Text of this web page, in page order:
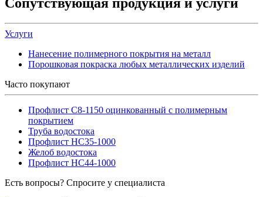
Сопутствующая продукция и услуги
Услуги
Нанесение полимерного покрытия на металл
Порошковая покраска любых металлических изделий
Часто покупают
Профлист С8-1150 оцинкованный с полимерным
покрытием
Труба водостока
Профлист НС35-1000
Желоб водостока
Профлист НС44-1000
Есть вопросы? Спросите у специалиста